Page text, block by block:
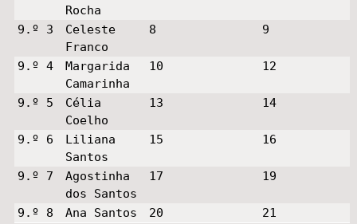
Rocha
9.º 3
Celeste
Franco
8 9
9.º 4
Margarida
Camarinha
10 12
9.º 5
Célia
Coelho
13 14
9.º 6
Liliana
Santos
15 16
9.º 7
Agostinha
dos Santos
17 19
9.º 8 Ana Santos 20 21